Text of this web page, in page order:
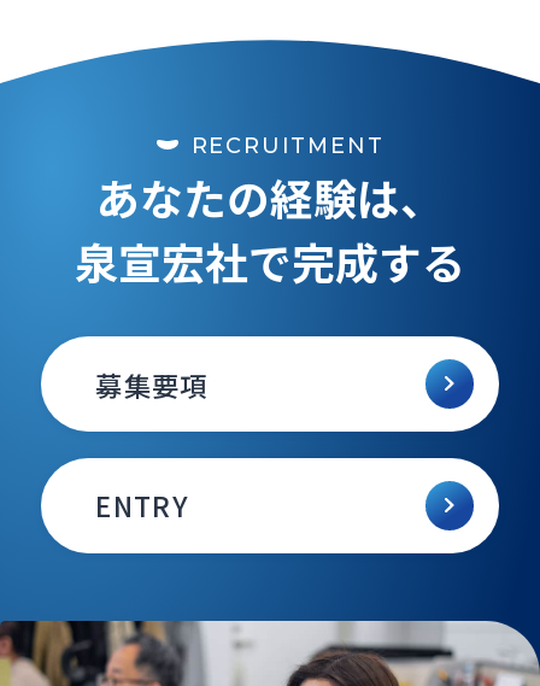
RECRUITMENT
あなたの経験は、
泉宣宏社で完成する
募集要項
ENTRY